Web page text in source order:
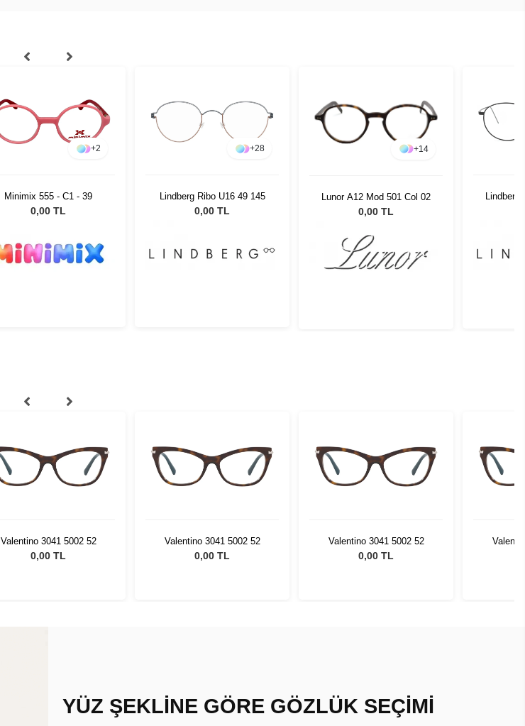
+2
Minimix 555 - C1 - 39
0,00 TL
+28
Lindberg Ribo U16 49 145
0,00 TL
+14
Lunor A12 Mod 501 Col 02
0,00 TL
Lindberg
Valentino 3041 5002 52
0,00 TL
Valentino 3041 5002 52
0,00 TL
Valentino 3041 5002 52
0,00 TL
YÜZ ŞEKLİNE GÖRE GÖZLÜK SEÇİMİ